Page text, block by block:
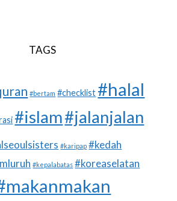
TAGS
#bertam #checklist #halal
#islam#jalanjalan
#karipap #kedah
#kepalabatas #koreaselatan